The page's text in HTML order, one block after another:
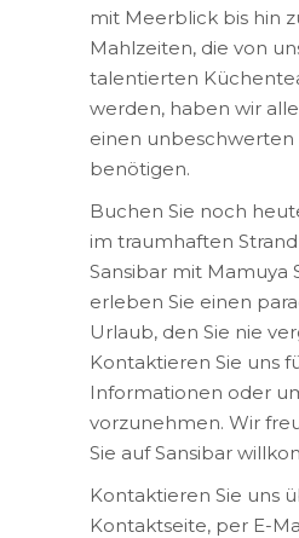
mit Meerblick bis hin
Mahlzeiten, die von
talentierten
werden, haben wir
einen unbeschwerten
benötigen.
Buchen Sie noch
im traumhaften
Sansibar mit Mamuya
erleben Sie einen
Urlaub, den Sie nie
Kontaktieren Sie uns
Informationen oder
vorzunehmen. Wir
Sie auf Sansibar
Kontaktieren Sie uns
Kontaktseite, per E-